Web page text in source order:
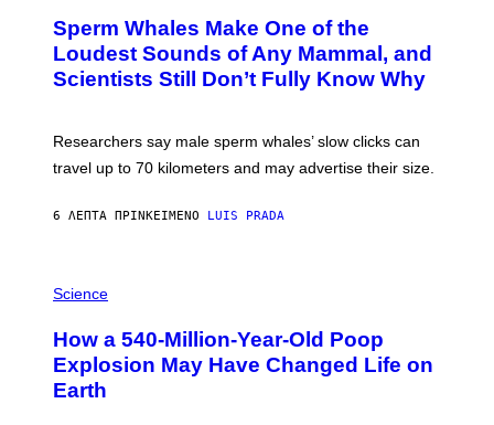
M
A
G
E
S
O
:
V
I
R
H
B
I
O
N
/
Sperm Whales Make One of the
Loudest Sounds of Any Mammal, and
Scientists Still Don’t Fully Know Why
Researchers say male sperm whales’ slow clicks can
travel up to 70 kilometers and may advertise their size.
6 ΛΕΠΤΆ ΠΡΙΝ ΚΕΊΜΕΝΟ LUIS PRADA
H
O
:
D
B
Science
How a 540-Million-Year-Old Poop
Explosion May Have Changed Life on
Earth